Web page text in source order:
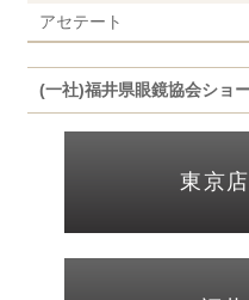
アセテート
(一社)福井県眼鏡協会ショ
東京